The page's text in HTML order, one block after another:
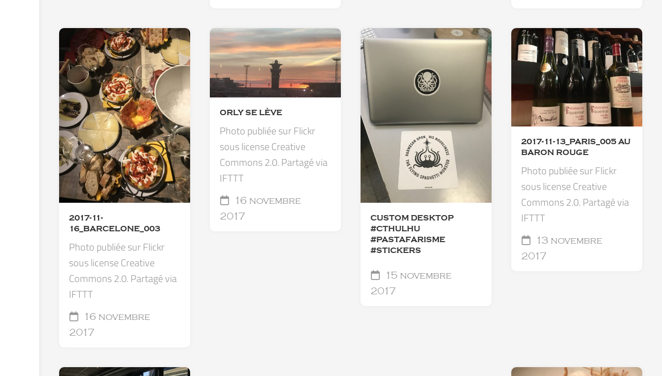
2017-11-
16_BARCELONE_003
Photo publiée sur Flickr
sous license Creative
Commons 2.0. Partagé via
IFTTT
16 novembre
2017
ORLY SE LÈVE
Photo publiée sur Flickr
sous license Creative
Commons 2.0. Partagé via
IFTTT
16 novembre
2017
CUSTOM DESKTOP
#CTHULHU
#PASTAFARISME
#STICKERS
15 novembre
2017
2017-11-13_PARIS_005 AU
BARON ROUGE
Photo publiée sur Flickr
sous license Creative
Commons 2.0. Partagé via
IFTTT
13 novembre
2017